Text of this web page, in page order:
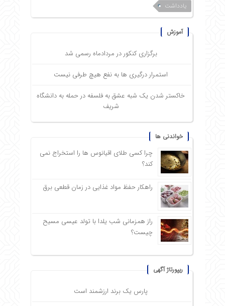
یادداشت
آموزش
برگزاری کنکور در مردادماه رسمی شد
استمرار درگیری ها به نفع هیچ طرفی نیست
خاکستر شدن یک شبه عشق به فلسفه در حمله به دانشگاه
شریف
خواندنی ها
چرا کسی طلای اقیانوس ها را استخراج نمی
کند؟
راهکار حفظ مواد غذایی در زمان قطعی برق
راز همزمانی شب یلدا با تولد عیسی مسیح
چیست؟
ریپورتاژ آگهی
پارس یک برند ارزشمند است